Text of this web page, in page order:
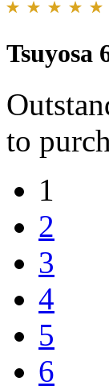
Tsuyosa
to
1
2
3
4
5
6